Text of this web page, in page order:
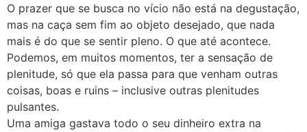
O prazer que se busca no vício não está na degustação,
mas na caça sem fim ao objeto desejado, que nada
mais é do que se sentir pleno. O que até acontece.
Podemos, em muitos momentos, ter a sensação de
plenitude, só que ela passa para que venham outras
coisas, boas e ruins – inclusive outras plenitudes
pulsantes.
Uma amiga gastava todo o seu dinheiro extra na